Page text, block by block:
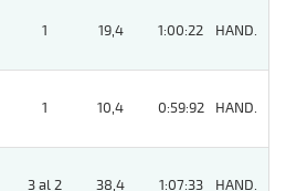
1 19,4 1:00:22 HAND.
1 10,4 0:59:92 HAND.
3 al 2 38,4 1:07:33 HAND.